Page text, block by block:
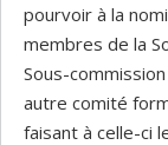
pourvoir à la
membres de la
Sous-
autre comité
faisant à celle-ci